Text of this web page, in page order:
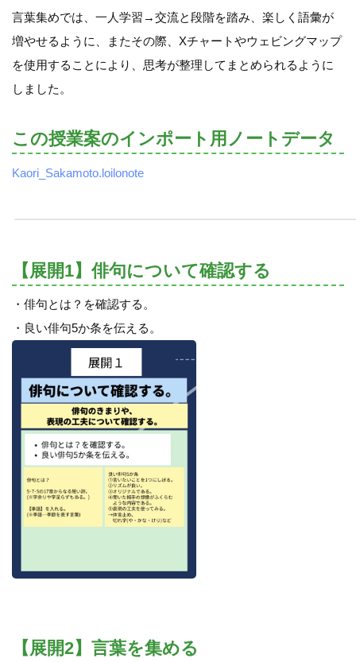
言葉集めでは、一人学習→交流と段階を踏み、楽しく語彙が
増やせるように、またその際、Xチャートやウェビングマップ
を使用することにより、思考が整理してまとめられるように
しました。
この授業案のインポート用ノートデータ
Kaori_Sakamoto.loilonote
【展開1】俳句について確認する
・俳句とは？を確認する。
・良い俳句5か条を伝える。
【展開2】言葉を集める